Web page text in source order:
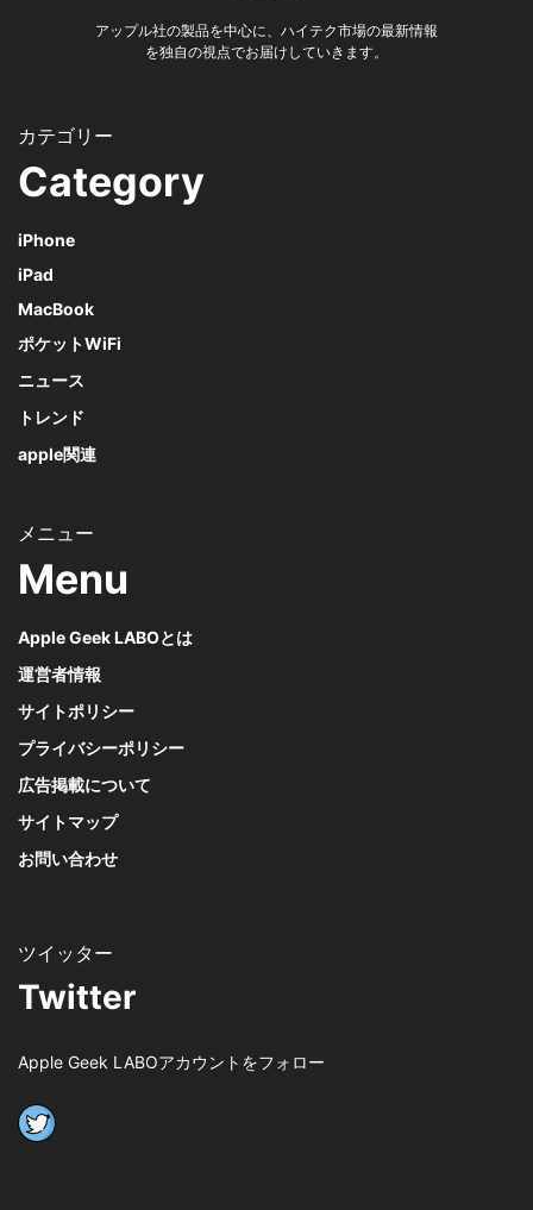
アップル社の製品を中心に、ハイテク市場の最新情報
を独自の視点でお届けしていきます。
Category
iPhone
iPad
MacBook
ポケットWiFi
ニュース
トレンド
apple関連
Menu
Apple Geek LABOとは
運営者情報
サイトポリシー
プライバシーポリシー
広告掲載について
サイトマップ
お問い合わせ
Twitter
Apple Geek LABOアカウントをフォロー